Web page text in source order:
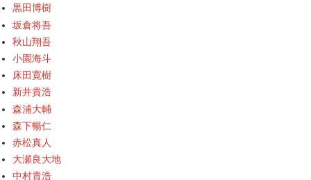
黒田博樹
坂倉将吾
秋山翔吾
小園海斗
床田寛樹
新井貴浩
森浦大輔
森下暢仁
赤松真人
大瀬良大地
中村貴浩